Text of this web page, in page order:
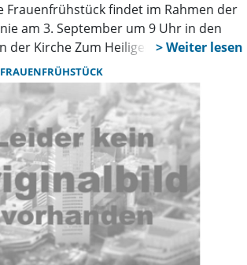
Frauenfrühstück findet im Rahmen der
am 3. September um 9 Uhr in den
der Kirche Zum Heiligen Kreuz statt.
mit Lektorin Jutta Rohrbach, wird ein
Frühstücksbüfett angeboten.
der Arbeitskreis Asyl und Integration.
Aiyoubi sowie Mitarbeiterinnen
über das Internationale Café in
seine Türen seit April dieses Jahres
hat. Zum Frauenfrühstück sind
aus Bokeloh, Wunstorf und
Um eine Spende zur
Frühstücks wird am Ausgang
FRAUENFRÜHSTÜCK